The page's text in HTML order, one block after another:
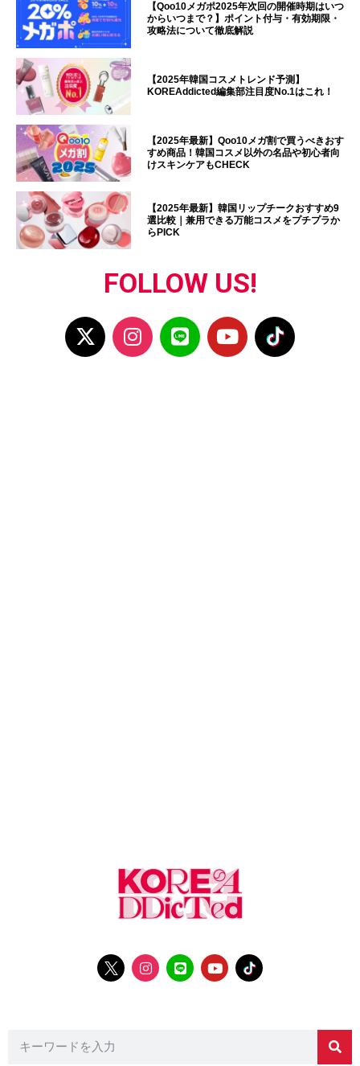
【Qoo10メガポ2025年次回の開催時期はいつ
からいつまで？】ポイント付与・有効期限・
攻略法について徹底解説
【2025年韓国コスメトレンド予測】
KOREAddicted編集部注目度No.1はこれ！
【2025年最新】Qoo10メガ割で買うべきおす
すめ商品！韓国コスメ以外の名品や初心者向
けスキンケアもCHECK
【2025年最新】韓国リップチークおすすめ9
選比較｜兼用できる万能コスメをプチプラか
らPICK
FOLLOW US!